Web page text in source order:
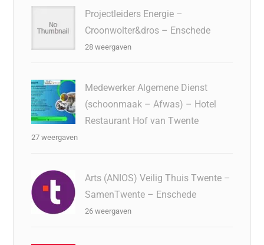
Projectleiders Energie –
Croonwolter&dros – Enschede
28 weergaven
Medewerker Algemene Dienst
(schoonmaak – Afwas) – Hotel
Restaurant Hof van Twente
27 weergaven
Arts (ANIOS) Veilig Thuis Twente –
SamenTwente – Enschede
26 weergaven